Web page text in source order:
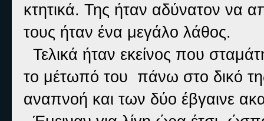
κτητικά. Της ήταν αδύνατον να
τους ήταν ένα μεγάλο λάθος.
Τελικά ήταν εκείνος που
το μέτωπό του πάνω στο δικό
αναπνοή και των δύο έβγαινε